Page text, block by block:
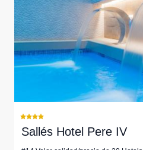
Sallés Hotel Pere IV